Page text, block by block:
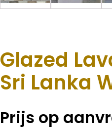
Glazed
Sri Lanka
Prijs op